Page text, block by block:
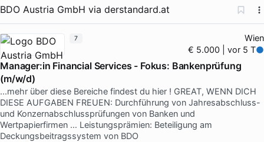
BDO Austria GmbH via derstandard.at
Wien
€ 5.000 | vor 5 T
Manager:in Financial Services - Fokus: Bankenprüfung
(m/w/d)
...mehr über diese Bereiche findest du hier ! GREAT, WENN DICH
DIESE AUFGABEN FREUEN: Durchführung von Jahresabschluss-
und Konzernabschlussprüfungen von Banken und
Wertpapierfirmen … Leistungsprämien: Beteiligung am
Deckungsbeitragssystem von BDO
7